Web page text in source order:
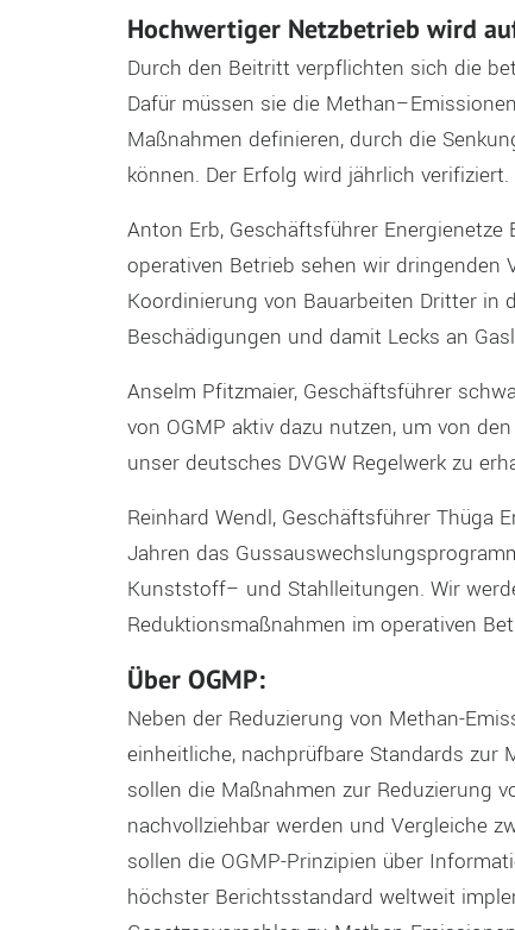
Hochwertiger Netzbetrieb wird
Durch den Beitritt verpflichten sich die
Dafür müssen sie die Methan–Emissionen
Maßnahmen definieren, durch die
können. Der Erfolg wird jährlich verifiziert.
Anton Erb,Geschäftsführer Energienetze
operativen Betrieb sehen wir dringenden
Koordinierung von Bauarbeiten Dritter in
Beschädigungen und damit Lecks an
Anselm Pfitzmaier, Geschäftsführer
von OGMP aktiv dazu nutzen,um von den
unser deutsches DVGW Regelwerk zu
Reinhard Wendl, Geschäftsführer Thüga
Jahren das Gussauswechslungs
Kunststoff– und Stahlleitungen. Wir
Reduktionsmaßnahmen im operativen
Über OGMP:
Neben der Reduzierung von Methan-E
einheitliche, nachprüfbare Standards zur
sollen die Maßnahmen zur Reduzierung
nachvollziehbar werden und Vergleiche
sollen die OGMP-Prinzipien über
höchster Berichtsstandard weltweit